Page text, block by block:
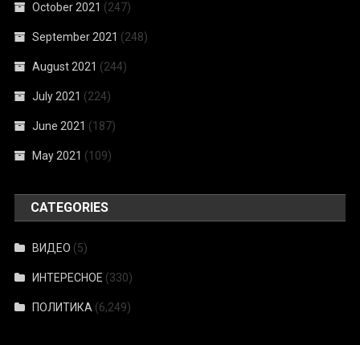
October 2021 (247)
September 2021 (248)
August 2021 (244)
July 2021 (224)
June 2021 (187)
May 2021 (109)
CATEGORIES
ВИДЕО (5)
ИНТЕРЕСНОЕ (330)
ПОЛИТИКА (6,249)